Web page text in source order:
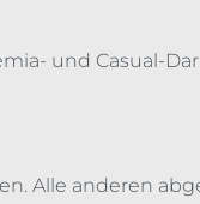
und Casual-
Alle anderen